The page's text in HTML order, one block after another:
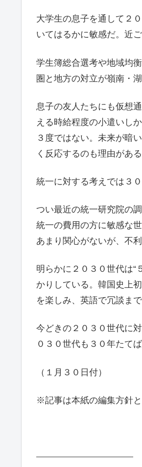
大学生の息子を通して２
いてはるかに敏感だ。近
学生簿総合選考や地域均
圏と地方の対立が嶺南・
息子の友人たちにも仮想
える時給程度の小遣いし
３度ではない。未来が暗
く反応するのも理由がある
統一に対する考えでは３
つい最近の統一研究院の
統一の費用の方に敏感な
あまり関心がないが、不
明らかに２０３０世代は“
かりしている。韓国史上
を楽しみ、英語で冗談ま
今どきの２０３０世代に
０３０世代も３０年たて
（１月３０日付）
※記事は本紙の編集方針